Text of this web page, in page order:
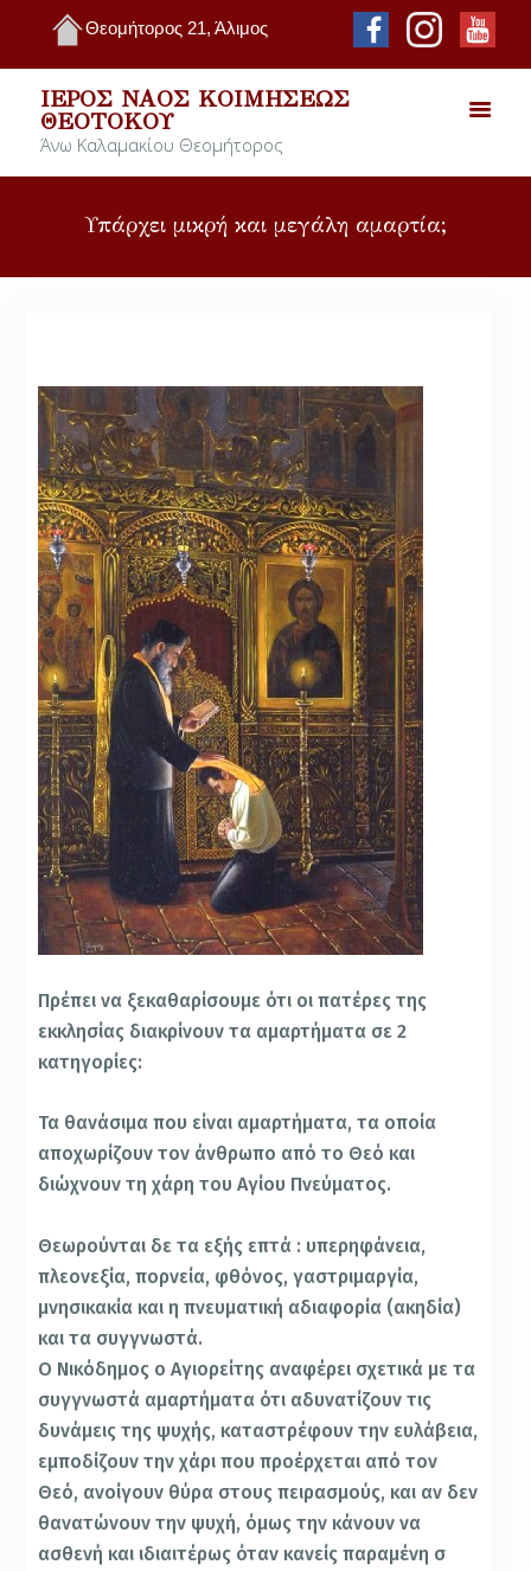
Θεομήτορος 21, Άλιμος
ΙΕΡΌΣ ΝΑΌΣ ΚΟΙΜΉΣΕΩΣ
ΘΕΟΤΌΚΟΥ
Άνω Καλαμακίου Θεομήτορος
Υπάρχει μικρή και μεγάλη αμαρτία;
Πρέπει να ξεκαθαρίσουμε ότι οι πατέρες της
εκκλησίας διακρίνουν τα αμαρτήματα σε 2
κατηγορίες:
Τα θανάσιμα που είναι αμαρτήματα, τα οποία
αποχωρίζουν τον άνθρωπο από το Θεό και
διώχνουν τη χάρη του Αγίου Πνεύματος.
Θεωρούνται δε τα εξής επτά : υπερηφάνεια,
πλεονεξία, πορνεία, φθόνος, γαστριμαργία,
μνησικακία και η πνευματική αδιαφορία (ακηδία)
και τα συγγνωστά.
Ο Νικόδημος ο Αγιορείτης αναφέρει σχετικά με τα
συγγνωστά αμαρτήματα ότι αδυνατίζουν τις
δυνάμεις της ψυχής, καταστρέφουν την ευλάβεια,
εμποδίζουν την χάρι που προέρχεται από τον
Θεό, ανοίγουν θύρα στους πειρασμούς, και αν δεν
θανατώνουν την ψυχή, όμως την κάνουν να
ασθενή και ιδιαιτέρως όταν κανείς παραμένη σ